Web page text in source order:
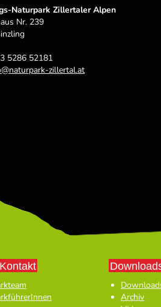
Naturpark Zillertaler Alpen
Nr. 239
5286 52181
@naturpark-zillertal.at
Archiv